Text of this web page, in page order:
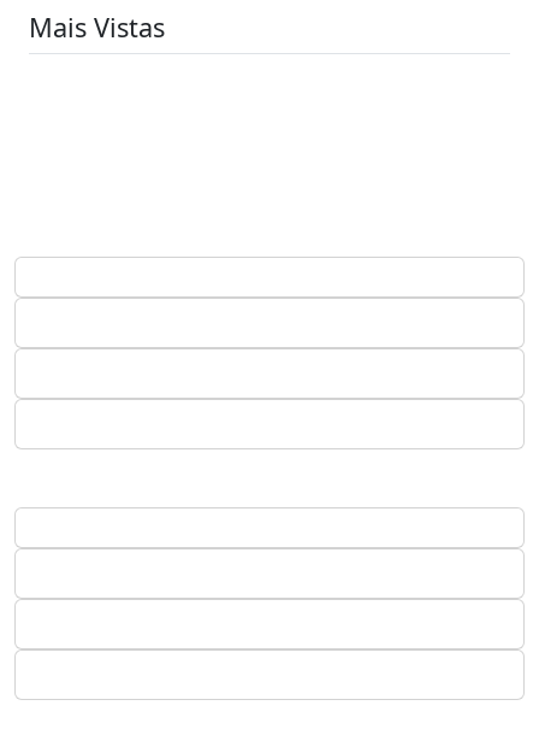
Mais Vistas